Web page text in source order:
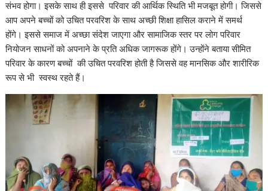
संभव होगा। इसके साथ ही इससे परिवार की आर्थिक स्थिति भी मजबूत होगी। जिससे
आप अपने बच्चों को उचित परवरिश के साथ अच्छी शिक्षा हासिल कराने में समर्थ
होंगे। इससे समाज में अच्छा संदेश जाएगा और सामाजिक स्तर पर लोग परिवार
नियोजन साधनों को अपनाने के प्रति अधिक जागरूक होंगे। उन्होंने बताया सीमित
परिवार के कारण बच्चों की उचित परवरिश होती है जिससे वह मानसिक और शारीरिक
रूप से भी स्वस्थ रहते हैं।